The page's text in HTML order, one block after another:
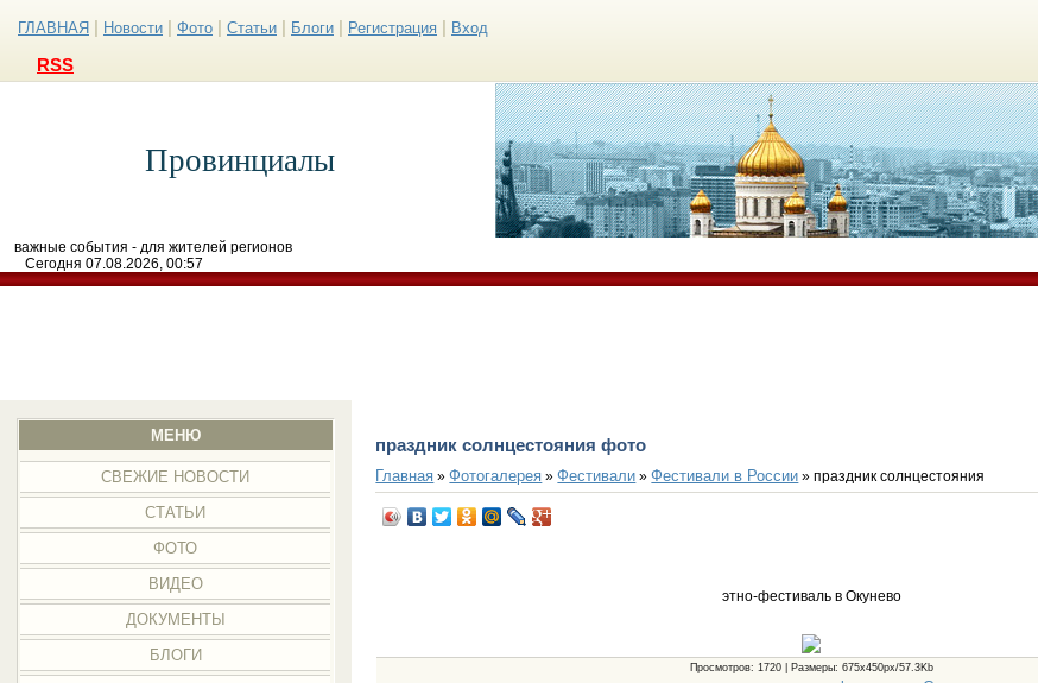
ГЛАВНАЯ Новости Фото Статьи Блоги Регистрация Вход
RSS
Провинциалы
важные события - для жителей регионов
Сегодня 07.08.2026, 00:57
МЕНЮ
СВЕЖИЕ НОВОСТИ
СТАТЬИ
ФОТО
ВИДЕО
ДОКУМЕНТЫ
БЛОГИ
праздник солнцестояния фото
Главная »Фотогалерея »Фестивали »Фестивали в России » праздник солнцестояния
этно-фестиваль в Окунево
Просмотров: 1720 | Размеры: 675x450px/57.3Kb